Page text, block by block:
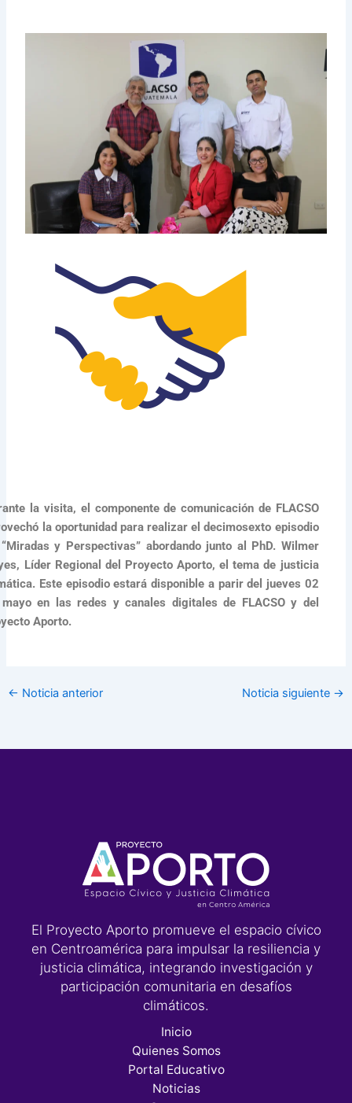
la visita, el componente de comunicación de FLACSO
la oportunidad para realizar el decimosexto episodio
y Perspectivas” abordando junto al PhD. Wilmer
Líder Regional del Proyecto Aporto, el tema de justicia
Este episodio estará disponible a parir del jueves 02
en las redes y canales digitales de FLACSO y del
Aporto.
← Noticia anterior Noticia siguiente →
El Proyecto Aporto promueve el espacio cívico
en Centroamérica para impulsar la resiliencia y
justicia climática, integrando investigación y
participación comunitaria en desafíos
climáticos.
Inicio
Quienes Somos
Portal Educativo
Noticias